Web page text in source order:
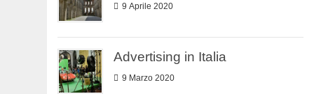
9 Aprile 2020
Advertising in Italia
9 Marzo 2020